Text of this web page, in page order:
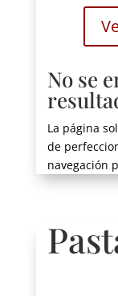
No se
La página
de
navegación